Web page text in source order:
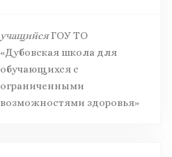
учащийсяГОУ ТО
«Дубовская школа для
обучающихся с
ограниченными
возможностями здоровья»